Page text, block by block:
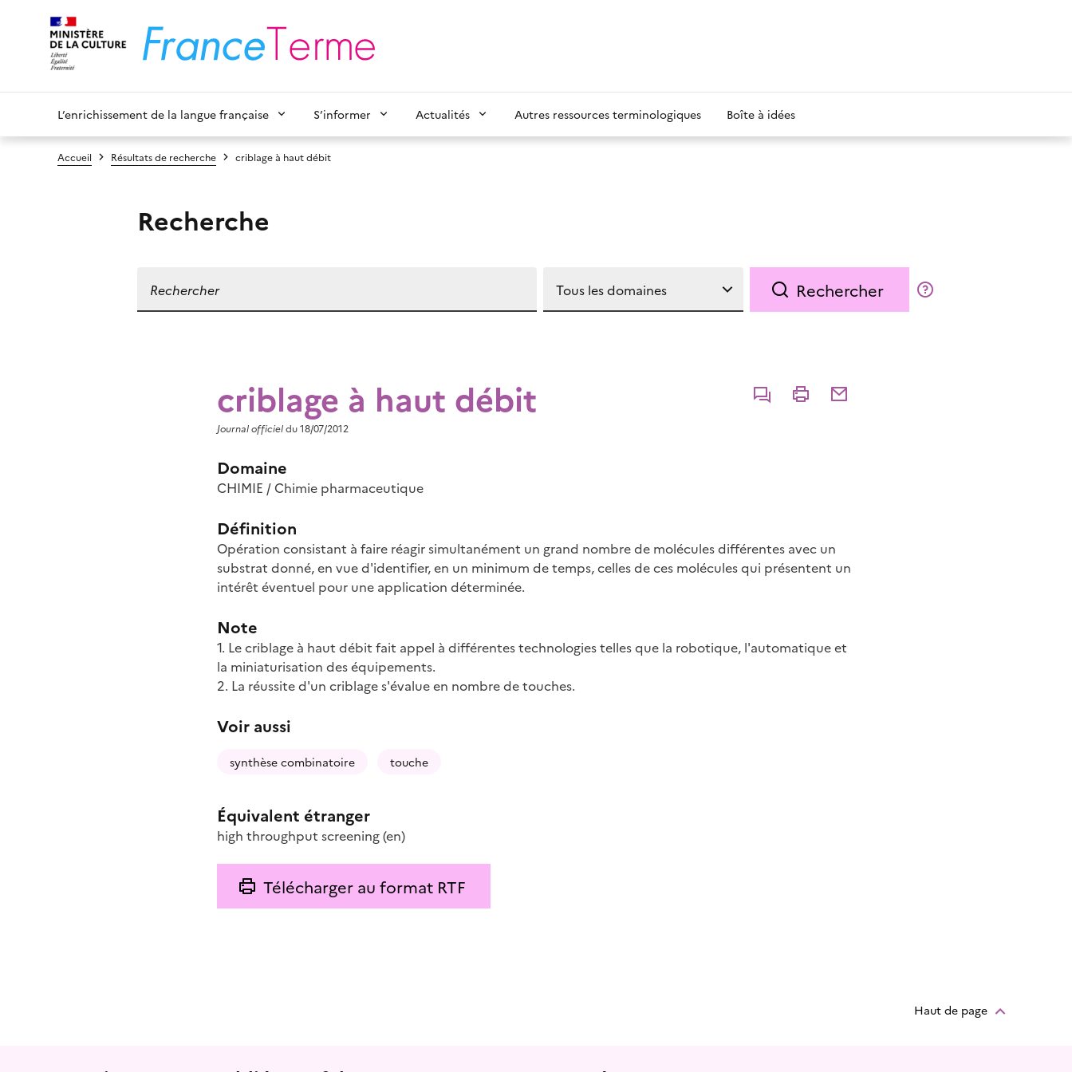
L’enrichissement de la langue française S’informer Actualités Autres ressources terminologiques Boîte à idées
Accueil Résultats de recherche criblage à haut débit
Recherche
Rechercher
criblage à haut débit CommenterImprimerPartager par courriel
Journal officieldu 18/07/2012
Domaine
CHIMIE / Chimie pharmaceutique
Définition
Opération consistant à faire réagir simultanément un grand nombre de molécules différentes avec un
substrat donné, en vue d'identifier, en un minimum de temps, celles de ces molécules qui présentent un
intérêt éventuel pour une application déterminée.
Note
1. Le criblage à haut débit fait appel à différentes technologies telles que la robotique, l'automatique et
la miniaturisation des équipements.
2. La réussite d'un criblage s'évalue en nombre de touches.
Voir aussi
synthèse combinatoire touche
Équivalent étranger
high throughput screening(en)
Télécharger au format RTF
Haut de page